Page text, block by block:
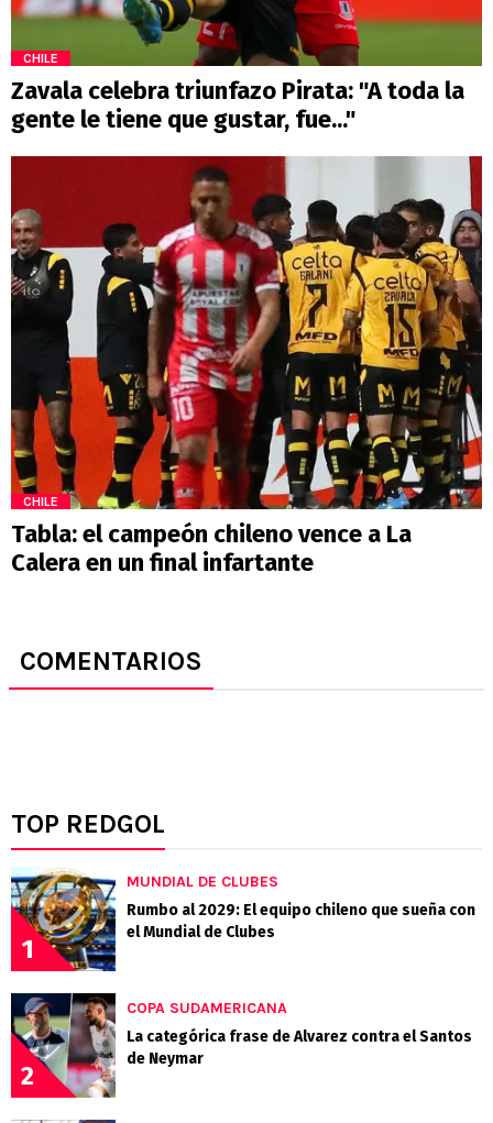
CHILE
Zavala celebra triunfazo Pirata: "A toda la
gente le tiene que gustar, fue..."
CHILE
Tabla: el campeón chileno vence a La
Calera en un final infartante
COMENTARIOS
TOP REDGOL
1
MUNDIAL DE CLUBES
Rumbo al 2029: El equipo chileno que sueña con
el Mundial de Clubes
2
COPA SUDAMERICANA
La categórica frase de Alvarez contra el Santos
de Neymar